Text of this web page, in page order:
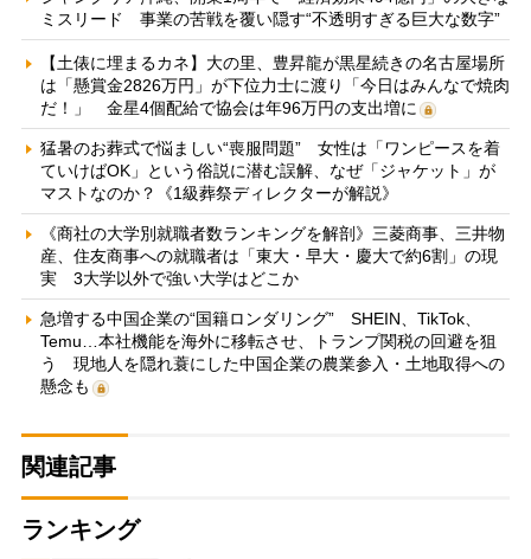
ミスリード 事業の苦戦を覆い隠す“不透明すぎる巨大な数字”
【土俵に埋まるカネ】大の里、豊昇龍が黒星続きの名古屋場所
は「懸賞金2826万円」が下位力士に渡り「今日はみんなで焼肉
だ！」 金星4個配給で協会は年96万円の支出増に
猛暑のお葬式で悩ましい“喪服問題” 女性は「ワンピースを着
ていけばOK」という俗説に潜む誤解、なぜ「ジャケット」が
マストなのか？《1級葬祭ディレクターが解説》
《商社の大学別就職者数ランキングを解剖》三菱商事、三井物
産、住友商事への就職者は「東大・早大・慶大で約6割」の現
実 3大学以外で強い大学はどこか
急増する中国企業の“国籍ロンダリング” SHEIN、TikTok、
Temu…本社機能を海外に移転させ、トランプ関税の回避を狙
う 現地人を隠れ蓑にした中国企業の農業参入・土地取得への
懸念も
関連記事
ランキング